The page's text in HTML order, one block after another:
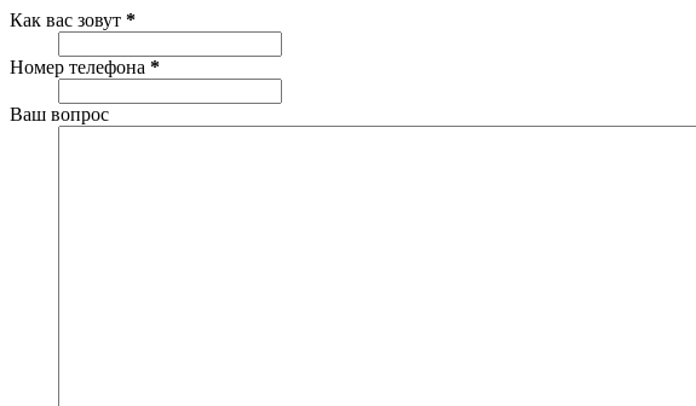
Как вас зовут *
Номер телефона *
Ваш вопрос